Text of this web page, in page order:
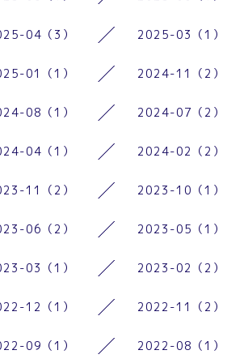
04（3） 2025-03（1）
01（1） 2024-11（2）
08（1） 2024-07（2）
04（1） 2024-02（2）
11（2） 2023-10（1）
06（2） 2023-05（1）
03（1） 2023-02（2）
12（1） 2022-11（2）
09（1） 2022-08（1）